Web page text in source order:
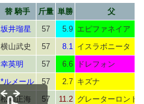
替 騎手 斤量 単勝
父
坂井瑠星 57 5.9 エピファネイア
横山武史 57 8.1
イスラボニータ
幸英明 57 6.6
ドレフォン
*ルメール 57 2.7 キズナ
松岡正海 57 11.2 グレーターロンド